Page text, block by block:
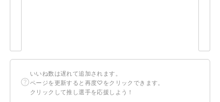
いいね数は遅れて追加されます。
ページを更新すると再度♡をクリックできます。
クリックして推し選手を応援しよう！